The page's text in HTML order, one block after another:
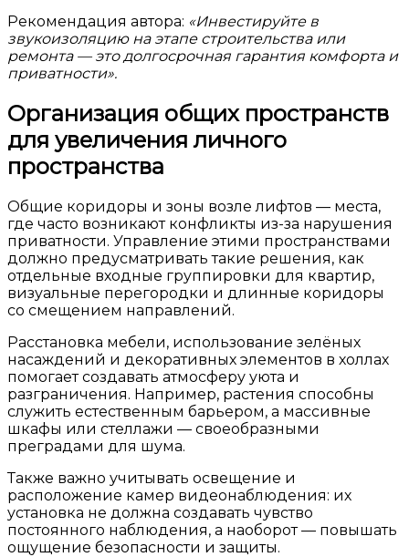
Рекомендация автора: «Инвестируйте в
звукоизоляцию на этапе строительства или
ремонта — это долгосрочная гарантия комфорта и
приватности».
Организация общих пространств
для увеличения личного
пространства
Общие коридоры и зоны возле лифтов — места,
где часто возникают конфликты из-за нарушения
приватности. Управление этими пространствами
должно предусматривать такие решения, как
отдельные входные группировки для квартир,
визуальные перегородки и длинные коридоры
со смещением направлений.
Расстановка мебели, использование зелёных
насаждений и декоративных элементов в холлах
помогает создавать атмосферу уюта и
разграничения. Например, растения способны
служить естественным барьером, а массивные
шкафы или стеллажи — своеобразными
преградами для шума.
Также важно учитывать освещение и
расположение камер видеонаблюдения: их
установка не должна создавать чувство
постоянного наблюдения, а наоборот — повышать
ощущение безопасности и защиты.